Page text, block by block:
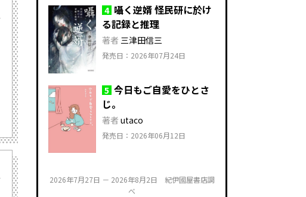
4 囁く逆婿 怪民研に於け
る記録と推理
著者 三津田信三
発売日：2026年07月24日
5 今日もご自愛をひとさ
じ。
著者 utaco
発売日：2026年06月12日
2026年7月27日 － 2026年8月2日 紀伊國屋書店調
べ